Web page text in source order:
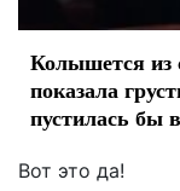
Колышется из
показала
пустилась бы
Вот это да!